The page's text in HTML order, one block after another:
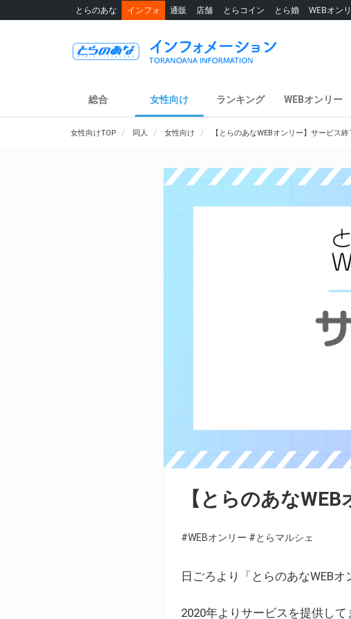
とらのあな インフォ 通販 店舗 とらコイン とら婚 WEBオン
総合 女性向け ランキング WEBオンリー
女性向けTOP 同人 女性向け 【とらのあなWEBオンリー】サービス
【とらのあな
#WEBオンリー #とらマルシェ
日ごろより「とらのあなWEB
2020年よりサービスを提供し